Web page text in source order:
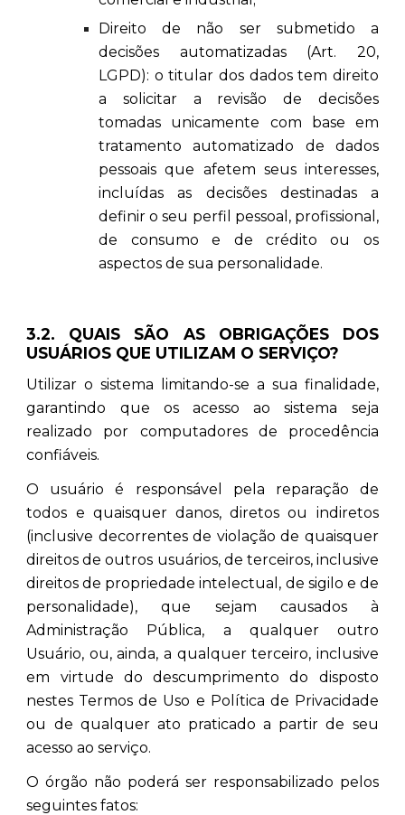
Direito de não ser submetido a
decisões automatizadas (Art. 20,
LGPD): o titular dos dados tem direito
a solicitar a revisão de decisões
tomadas unicamente com base em
tratamento automatizado de dados
pessoais que afetem seus interesses,
incluídas as decisões destinadas a
definir o seu perfil pessoal, profissional,
de consumo e de crédito ou os
aspectos de sua personalidade.
3.2. QUAIS SÃO AS OBRIGAÇÕES DOS
USUÁRIOS QUE UTILIZAM O SERVIÇO?
Utilizar o sistema limitando-se a sua finalidade,
garantindo que os acesso ao sistema seja
realizado por computadores de procedência
confiáveis.
O usuário é responsável pela reparação de
todos e quaisquer danos, diretos ou indiretos
(inclusive decorrentes de violação de quaisquer
direitos de outros usuários, de terceiros, inclusive
direitos de propriedade intelectual, de sigilo e de
personalidade), que sejam causados à
Administração Pública, a qualquer outro
Usuário, ou, ainda, a qualquer terceiro, inclusive
em virtude do descumprimento do disposto
nestes Termos de Uso e Política de Privacidade
ou de qualquer ato praticado a partir de seu
acesso ao serviço.
O órgão não poderá ser responsabilizado pelos
seguintes fatos: